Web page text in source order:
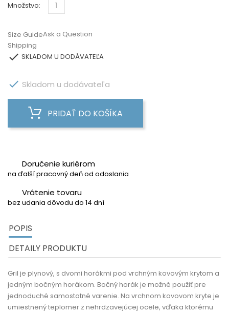
Množstvo:
Size Guide
Shipping
Ask a Question
 SKLADOM U DODÁVATEĽA
 Skladom u dodávateľa
PRIDAŤ DO KOŠÍKA
Doručenie kuriérom
na ďalší pracovný deň od odoslania
Vrátenie tovaru
bez udania dôvodu do 14 dní
POPIS
DETAILY PRODUKTU
Gril je plynový, s dvomi horákmi pod vrchným kovovým krytom a
jedným bočným horákom. Bočný horák je možné použiť pre
jednoduché samostatné varenie. Na vrchnom kovovom kryte je
umiestnený teplomer z nehrdzavejúcej ocele, vďaka ktorému